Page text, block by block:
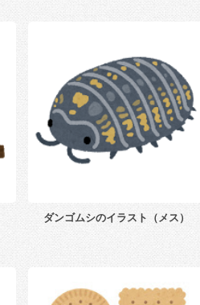
ダンゴムシのイラスト（メス）